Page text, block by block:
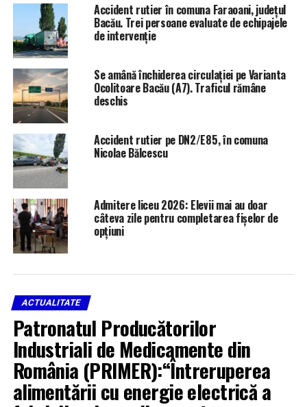
Accident rutier în comuna Faraoani, județul
Bacău. Trei persoane evaluate de echipajele
de intervenție
Se amână închiderea circulației pe Varianta
Ocolitoare Bacău (A7). Traficul rămâne
deschis
Accident rutier pe DN2/E85, în comuna
Nicolae Bălcescu
Admitere liceu 2026: Elevii mai au doar
câteva zile pentru completarea fișelor de
opțiuni
ACTUALITATE
Patronatul Producătorilor
Industriali de Medicamente din
România (PRIMER):“Întreruperea
alimentării cu energie electrică a